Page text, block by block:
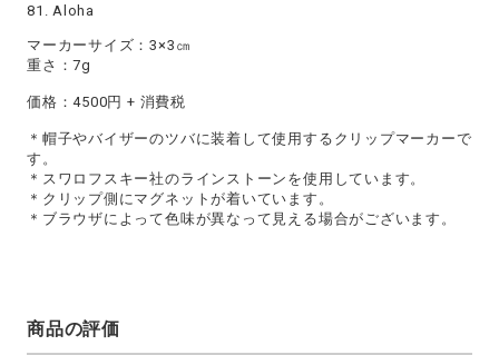
81. Aloha
マーカーサイズ：3×3㎝
重さ：7g
価格：4500円 + 消費税
＊帽子やバイザーのツバに装着して使用するクリップマーカーで
す。
＊スワロフスキー社のラインストーンを使用しています。
＊クリップ側にマグネットが着いています。
＊ブラウザによって色味が異なって見える場合がございます。
商品の評価